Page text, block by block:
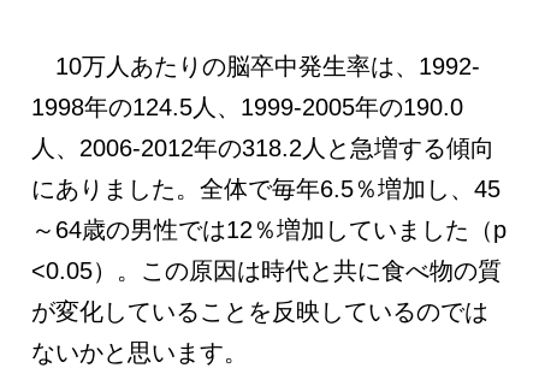
10万人あたりの脳卒中発生率は、1992-
1998年の124.5人、1999-2005年の190.0
人、2006-2012年の318.2人と急増する傾向
にありました。全体で毎年6.5％増加し、45
～64歳の男性では12％増加していました（p
<0.05）。この原因は時代と共に食べ物の質
が変化していることを反映しているのでは
ないかと思います。